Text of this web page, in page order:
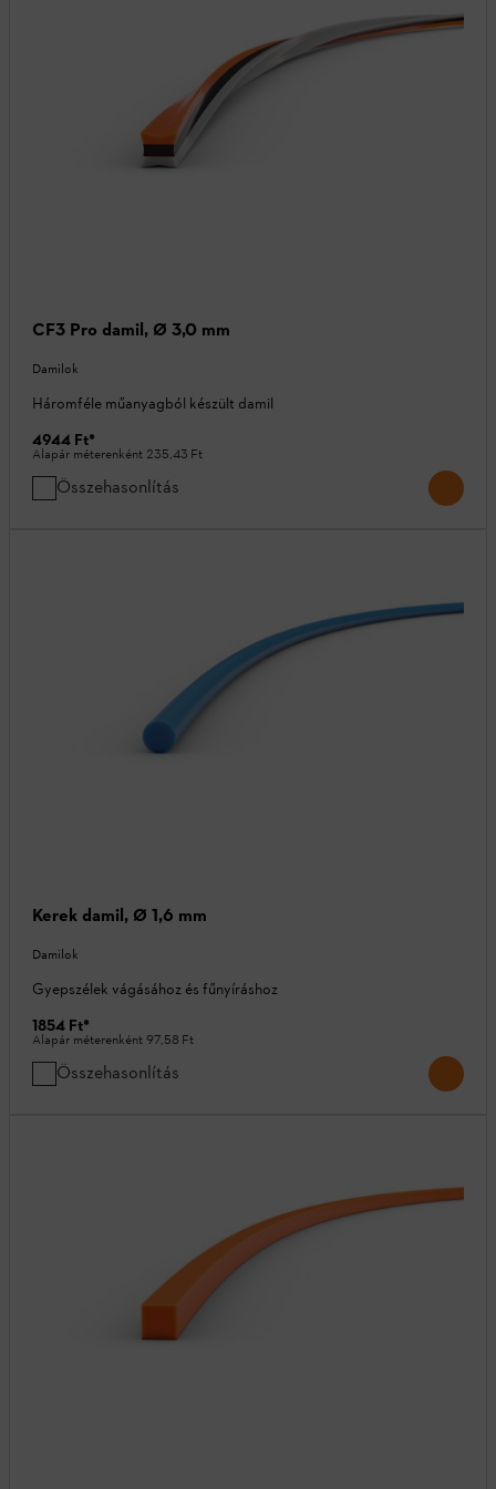
CF3 Pro damil, Ø 3,0 mm
Damilok
Háromféle műanyagból készült damil
4944 Ft*
Alapár méterenként 235,43 Ft
Összehasonlítás
Kerek damil, Ø 1,6 mm
Damilok
Gyepszélek vágásához és fűnyíráshoz
1854 Ft*
Alapár méterenként97,58 Ft
Összehasonlítás